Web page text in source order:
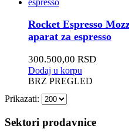
Rocket Espresso
aparat za espresso
300.500,00 RSD
Dodaj u korpu
BRZ PREGLED
Prikazati:
Sektori prodavnice